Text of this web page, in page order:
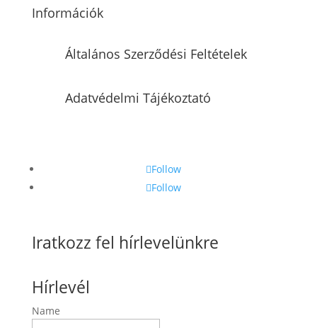
Információk
Általános Szerződési Feltételek
Adatvédelmi Tájékoztató
Follow
Follow
Iratkozz fel hírlevelünkre
Hírlevél
Name